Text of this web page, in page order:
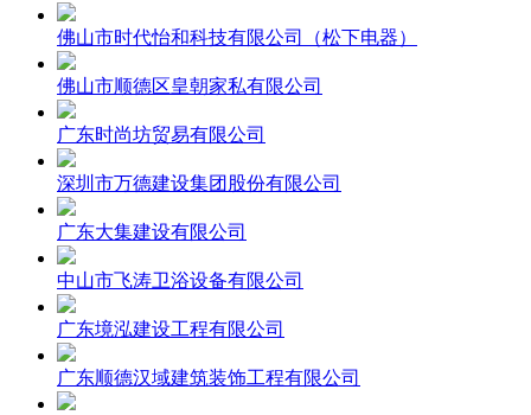
佛山市时代怡和科技有限公司（松下电器）
佛山市顺德区皇朝家私有限公司
广东时尚坊贸易有限公司
深圳市万德建设集团股份有限公司
广东大集建设有限公司
中山市飞涛卫浴设备有限公司
广东境泓建设工程有限公司
广东顺德汉域建筑装饰工程有限公司